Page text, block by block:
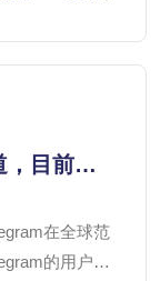
目前海
在全球范
的用户，